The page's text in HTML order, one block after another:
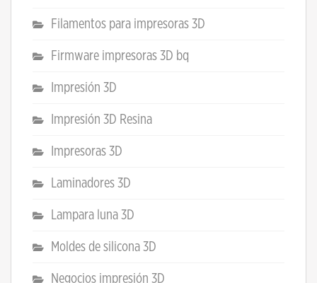
Filamentos para impresoras 3D
Firmware impresoras 3D bq
Impresión 3D
Impresión 3D Resina
Impresoras 3D
Laminadores 3D
Lampara luna 3D
Moldes de silicona 3D
Negocios impresión 3D